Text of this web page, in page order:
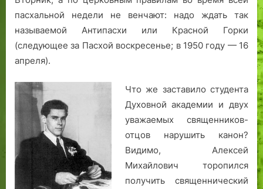
пасхальной недели не венчают: надо ждать так
называемой Антипасхи или Красной Горки
(следующее за Пасхой воскресенье; в 1950 году — 16
апреля).
Что же заставило студента
Духовной академии и двух
уважаемых священников-
отцов нарушить канон?
Видимо, Алексей
Михайлович торопился
получить священнический